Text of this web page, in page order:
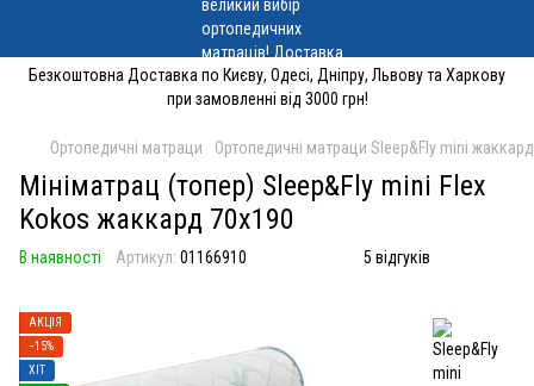
Безкоштовна Доставка по Києву, Одесі, Дніпру, Львову та Харкову
при замовленні від 3000 грн!
Ортопедичні матраци Ортопедичні матраци Sleep&Fly mini жаккард
Мініматрац (топер) Sleep&Fly mini Flex
Kokos жаккард 70x190
В наявності Артикул: 01166910 5 відгуків
АКЦІЯ
−15%
ХІТ